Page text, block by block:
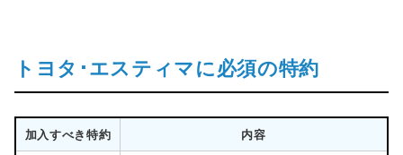
トヨタ･エスティマに必須の特約
加入すべき特約 内容